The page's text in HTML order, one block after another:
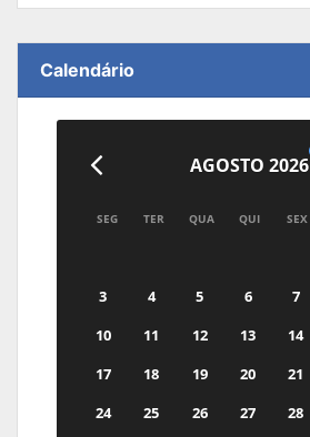
Calendário
AGOSTO 2026
SEG TER QUA QUI SEX
3
4 5 6 7
10
11 12 13 14
17
18 19 20 21
24
25 26 27 28